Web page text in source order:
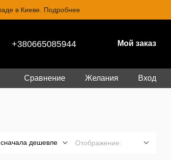
в Киеве. Подробнее
+380665085944 Мой заказ
Сравнение Желания Вход
сначала дешевле Отображение: